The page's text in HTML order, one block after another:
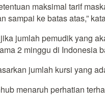
maksimal tarif
sampai ke batas atas,”
jumlah pemudik yang
2 minggu di Indonesia
jumlah kursi yang
menaruh perhatian